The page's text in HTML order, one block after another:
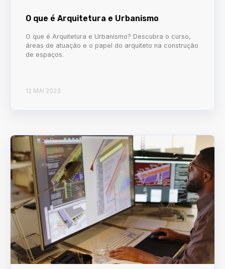
O que é Arquitetura e Urbanismo
O que é Arquitetura e Urbanismo? Descubra o curso,
áreas de atuação e o papel do arquiteto na construção
de espaços.
12 MAI 2023